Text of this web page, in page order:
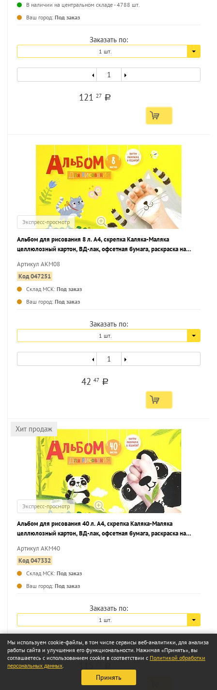
В наличии на центральном складе - 4788 шт.
Ваш город: Под заказ
Заказать по:
1 шт.
12127 a
Экспресс-просмотр
Альбом для рисования 8 л. А4, скрепка Каляка-Маляка
целлюлозный картон, ВД-лак, офсетная бумага, раскраска на
Артикул АКМ08
Код 047251
Склад МСК: Под заказ
Ваш город: Под заказ
Заказать по:
1 шт.
4247 a
Хит продаж
Экспресс-просмотр
Альбом для рисования 40 л. А4, скрепка Каляка-Маляка
целлюлозный картон, ВД-лак, офсетная бумага, раскраска на
Артикул АКМ40
Код 047332
Склад МСК: Под заказ
Ваш город: Под заказ
Заказать по:
1 шт.
Мы используем cookie-файлы, в том числе сервисы веб-аналитики, для анализа
работы сайта и улучшения его функциональности. Нажимая «Принять», вы
соглашаетесь с использованием cookie в соответствии с Политикой обработки
персональных данных.
Принять